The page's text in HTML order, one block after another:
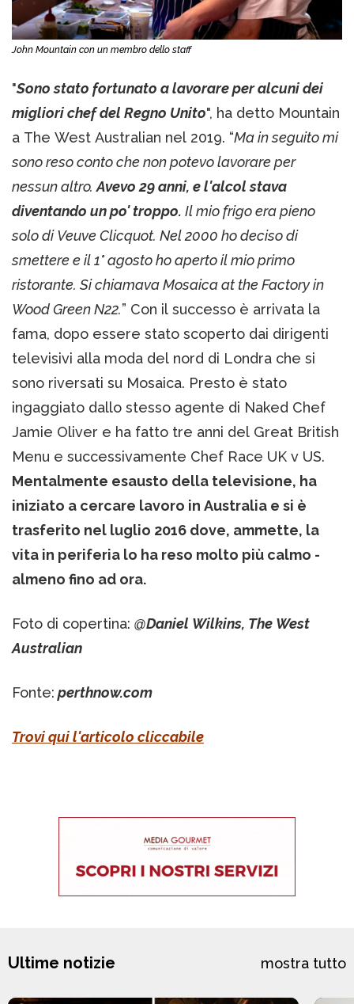
John Mountain con un membro dello staff
"Sono stato fortunato a lavorare per alcuni dei
migliori chef del Regno Unito", ha detto Mountain
a The West Australian nel 2019. “Ma in seguito mi
sono reso conto che non potevo lavorare per
nessun altro.Avevo 29 anni, e l'alcol stava
diventando un po' troppo. Il mio frigo era pieno
solo di Veuve Clicquot. Nel 2000 ho deciso di
smettere e il 1° agosto ho aperto il mio primo
ristorante. Si chiamava Mosaica at the Factory in
Wood Green N22.” Con il successo è arrivata la
fama, dopo essere stato scoperto dai dirigenti
televisivi alla moda del nord di Londra che si
sono riversati su Mosaica. Presto è stato
ingaggiato dallo stesso agente di Naked Chef
Jamie Oliver e ha fatto tre anni del Great British
Menu e successivamente Chef Race UK v US.
Mentalmente esausto della televisione, ha
iniziato a cercare lavoro in Australia e si è
trasferito nel luglio 2016 dove, ammette, la
vita in periferia lo ha reso molto più calmo -
almeno fino ad ora.
Foto di copertina: @Daniel Wilkins, The West
Australian
Fonte: perthnow.com
Trovi qui l'articolo cliccabile
Ultime notizie mostra tutto